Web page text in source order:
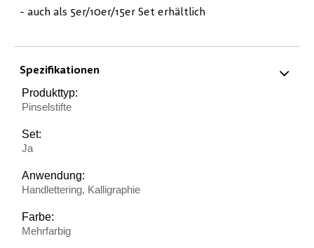
- auch als 5er/10er/15er Set erhältlich
Spezifikationen
Produkttyp:
Pinselstifte
Set:
Ja
Anwendung:
Handlettering, Kalligraphie
Farbe:
Mehrfarbig